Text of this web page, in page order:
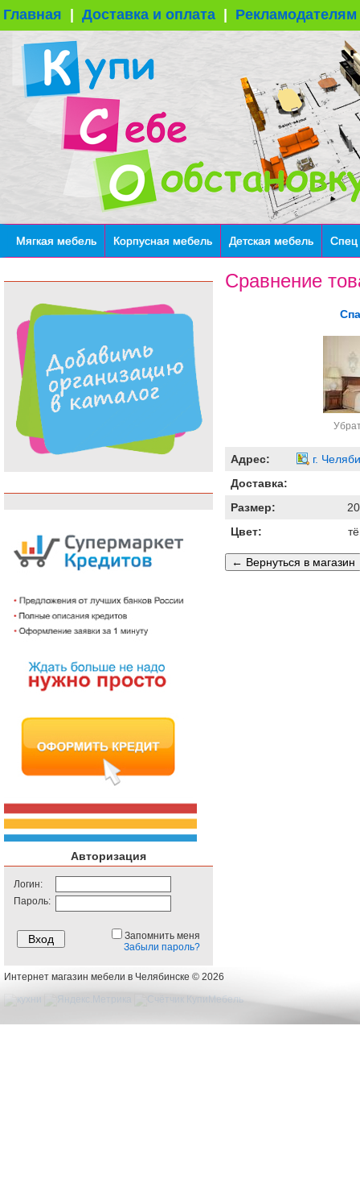
Главная Доставка и оплата Рекламодателям
Мягкая мебель Корпусная мебель Детская мебель Спец
Авторизация
Логин:
Пароль:
Запомнить меня
Забыли пароль?
Сравнение
Адрес:
г.
Доставка:
Размер:
Цвет:
Интернет магазин мебели в Челябинске © 2026